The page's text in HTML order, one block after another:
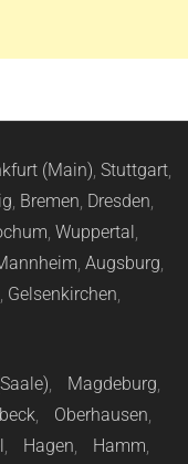
(Main), Stuttgart,
, Bremen, Dresden,
, Wuppertal,
, Augsburg,
, Gelsenkirchen,
, Magdeburg,
, Oberhausen,
, Hagen, Hamm,